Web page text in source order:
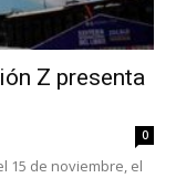
Z presenta
0
15 de noviembre, el